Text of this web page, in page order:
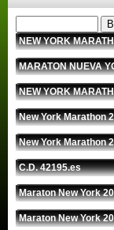
NEW YORK
MARATON NUEVA
NEW YORK
New York Marathon
New York Marathon
C.D. 42195.es
Maraton New York
Maraton New York